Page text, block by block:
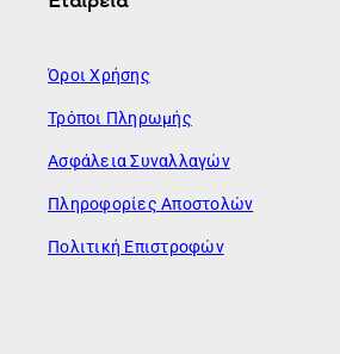
Όροι Χρήσης
Τρόποι Πληρωμής
Ασφάλεια Συναλλαγών
Πληροφορίες Αποστολών
Πολιτική Επιστροφών